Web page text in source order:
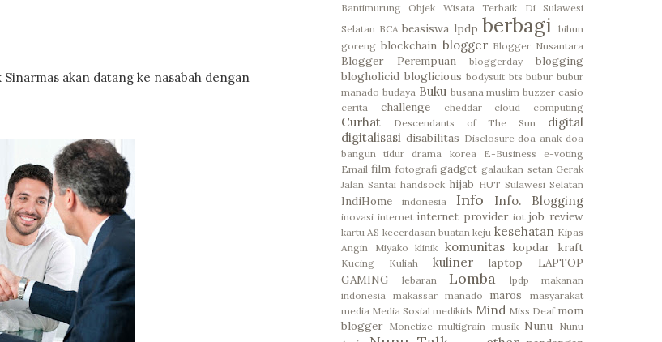
akan datang ke nasabah dengan
Bantimurung Objek Wisata Terbaik Di Sulawesi
Selatan BCA beasiswa lpdp berbagi
bihun
goreng blockchain blogger Blogger Nusantara
Blogger Perempuan bloggerday
blogging
blogholicid bloglicious bodysuit bts bubur bubur
manado budaya Buku busana muslim buzzer casio
cerita
challenge cheddar cloud computing
Curhat Descendants of The Sun
digital
digitalisasi disabilitas Disclosure doa anak doa
bangun tidur
drama korea E-Business
e-voting
Email film fotografi gadget galaukan setan Gerak
Jalan Santai handsock hijab HUT Sulawesi Selatan
IndiHome indonesia Info Info. Blogging
inovasi internet internet provider iot job review
kartu AS kecerdasan buatan keju kesehatan Kipas
Angin Miyako
klinik komunitas kopdar kraft
Kucing Kuliah kuliner laptop
LAPTOP
GAMING
lebaran Lomba lpdp
makanan
indonesia
makassar manado maros
masyarakat
media Media Sosial medikids Mind Miss Deaf mom
blogger Monetize multigrain musik Nunu
Nunu